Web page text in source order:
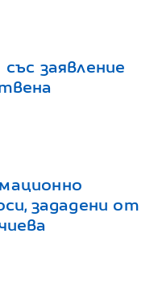
заявление
зададени от